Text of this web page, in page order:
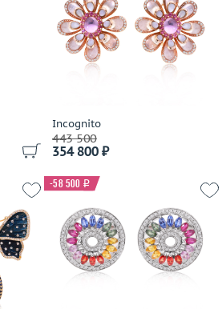
Incognito
443 500
354 800 ₽
-58 500 i